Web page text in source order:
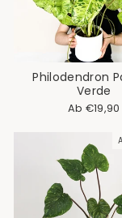
Philodendron
Verde
Ab €19,90